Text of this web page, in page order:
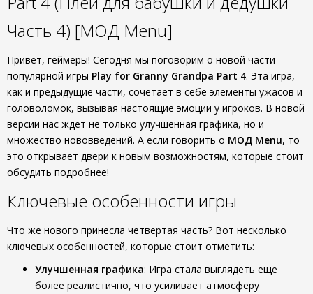
Часть 4) [МОД Menu]
Привет, геймеры! Сегодня мы поговорим о новой части
популярной игры Play for Granny Grandpa Part 4. Эта игра,
как и предыдущие части, сочетает в себе элементы ужасов и
головоломок, вызывая настоящие эмоции у игроков. В новой
версии нас ждет не только улучшенная графика, но и
множество нововведений. А если говорить о МОД Menu, то
это открывает двери к новым возможностям, которые стоит
обсудить подробнее!
Ключевые особенности игры
Что же нового принесла четвертая часть? Вот несколько
ключевых особенностей, которые стоит отметить:
Улучшенная графика: Игра стала выглядеть еще
более реалистично, что усиливает атмосферу